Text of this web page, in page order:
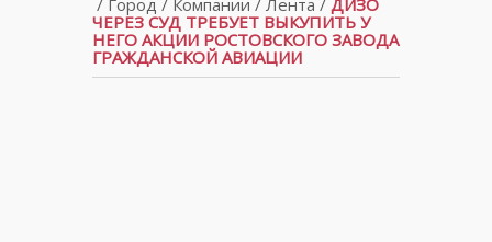
/ Город/ Компании / Лента / ДИЗО
ЧЕРЕЗ СУД ТРЕБУЕТ ВЫКУПИТЬ У
НЕГО АКЦИИ РОСТОВСКОГО ЗАВОДА
ГРАЖДАНСКОЙ АВИАЦИИ